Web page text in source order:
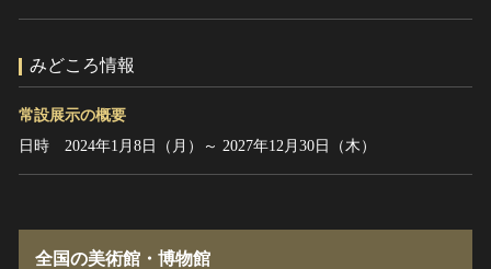
みどころ情報
常設展示の概要
日時
2024年1月8日（月）～ 2027年12月30日（木）
全国の美術館・博物館